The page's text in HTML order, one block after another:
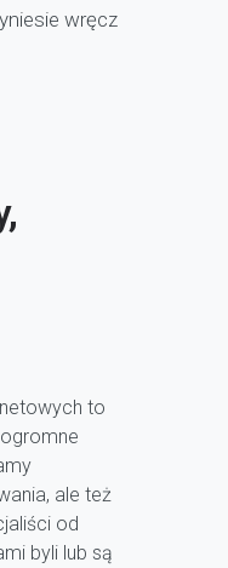
wręcz
to
ale też
od
byli lub są